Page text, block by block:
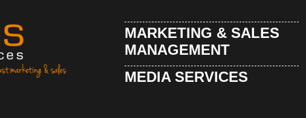
MARKETING & SALES
MANAGEMENT
MEDIA SERVICES